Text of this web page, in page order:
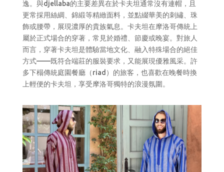
逸。與djellaba的主要差異在於卡夫坦通常沒有連帽，且
更常採用絲綢、錦緞等精緻面料，並點綴華美的刺繡、珠
飾或腰帶，展現濃厚的貴族氣息。卡夫坦在摩洛哥傳統上
屬於正式場合的穿著，常見於婚禮、節慶或晚宴。對旅人
而言，穿著卡夫坦是體驗當地文化、融入特殊場合的絕佳
方式——既符合端莊的服裝要求，又能展現優雅風采。許
多下榻傳統庭園餐廳（riad）的旅客，也喜歡在晚餐時換
上輕便的卡夫坦，享受摩洛哥獨特的浪漫氛圍。